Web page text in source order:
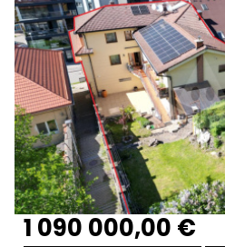
1 090 000,00 €